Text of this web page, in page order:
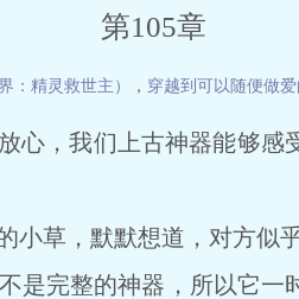
第105章
：精灵救世主） ， 穿越到可以随便做
心，我们上古神器能够感
草，默默想道，对方似乎
完整的神器，所以它一